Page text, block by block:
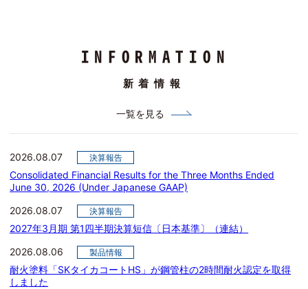
INFORMATION
新着情報
一覧を見る
2026.08.07 決算報告
Consolidated Financial Results for the Three Months Ended
June 30, 2026 (Under Japanese GAAP)
2026.08.07 決算報告
2027年3月期 第1四半期決算短信〔日本基準〕（連結）
2026.08.06 製品情報
耐火塗料「SKタイカコートHS」が鋼管柱の2時間耐火認定を取得
しました